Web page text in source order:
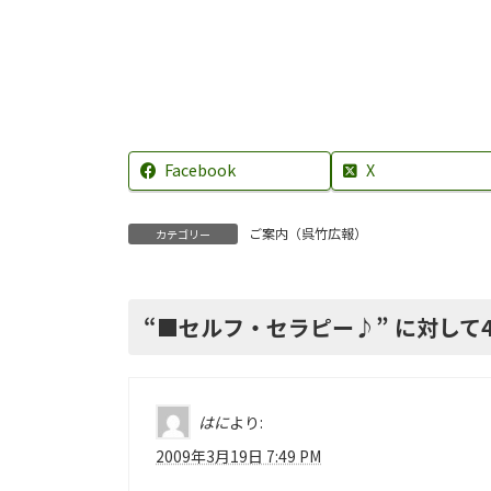
Facebook X
カテゴリー ご案内（呉竹広報）
“■セルフ・セラピー♪ ” に対して
はにより:
2009年3月19日 7:49 PM